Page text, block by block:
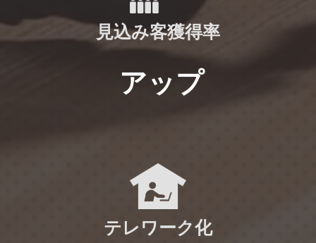
見込み客獲得率
アップ
テレワーク化